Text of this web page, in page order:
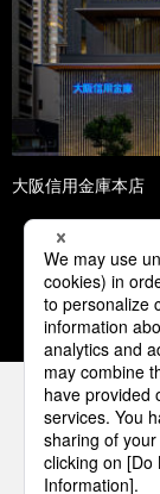
大阪信用金庫本店
1
パナソ